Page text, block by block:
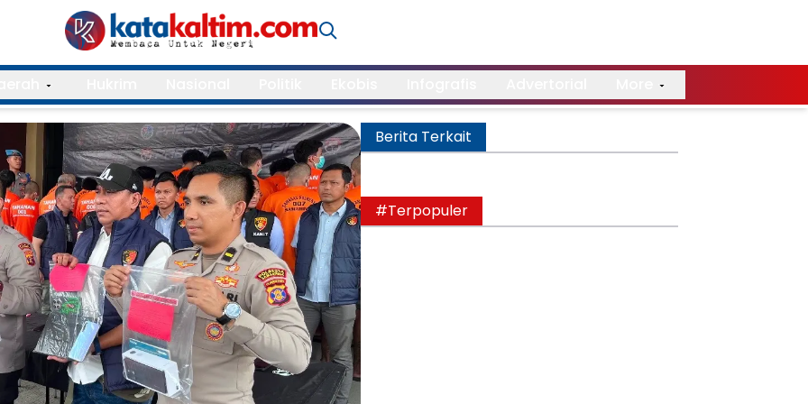
Berita Terkait
#Terpopuler